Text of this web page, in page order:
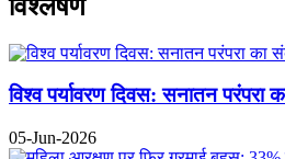
विश्लेषण
विश्व पर्यावरण दिवस: सनातन
05-Jun-2026